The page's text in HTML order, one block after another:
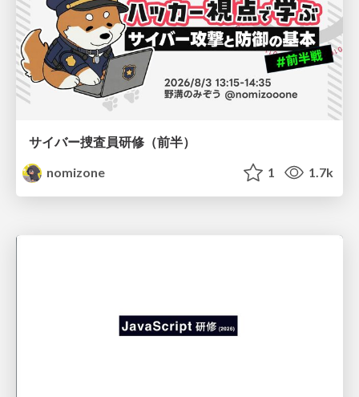
サイバー捜査員研修（前半）
nomizone
1 1.7k